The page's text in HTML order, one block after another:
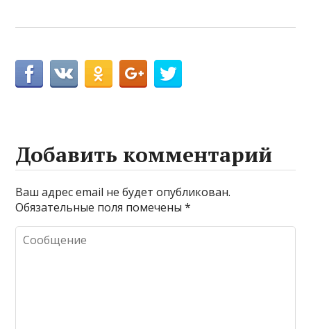
Добавить комментарий
Ваш адрес email не будет опубликован.
Обязательные поля помечены*